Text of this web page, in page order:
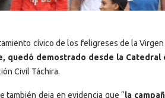
cívico de los feligreses de la
quedó demostrado desde la Catedral
Civil Táchira.
también deja en evidencia que “la